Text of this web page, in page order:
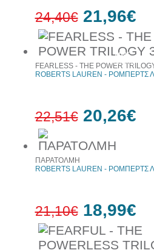
10%
έκπτωση
24,40€ 21,96€
FEARLESS - THE POWER
ROBERTS LAUREN - ΡΟΜΠΕΡΤΣ
22,51€ 20,26€
ΠΑΡΑΤΟΛΜΗ
ROBERTS LAUREN - ΡΟΜΠΕΡΤΣ
21,10€ 18,99€